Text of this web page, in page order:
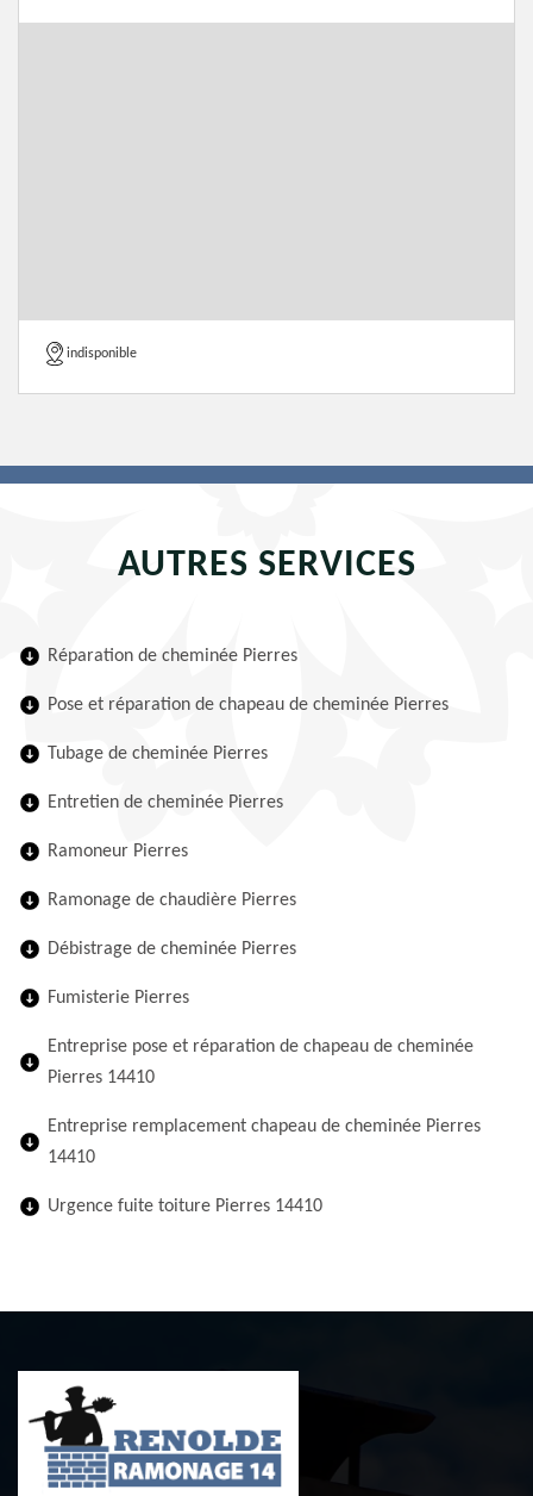
indisponible
AUTRES SERVICES
Réparation de cheminée Pierres
Pose et réparation de chapeau de cheminée Pierres
Tubage de cheminée Pierres
Entretien de cheminée Pierres
Ramoneur Pierres
Ramonage de chaudière Pierres
Débistrage de cheminée Pierres
Fumisterie Pierres
Entreprise pose et réparation de chapeau de cheminée
Pierres 14410
Entreprise remplacement chapeau de cheminée Pierres
14410
Urgence fuite toiture Pierres 14410